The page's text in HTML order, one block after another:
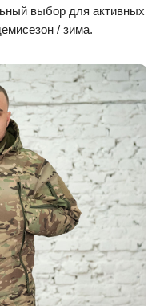
выбор для активных
/ зима.